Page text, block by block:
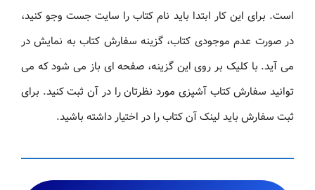
است. برای این کار ابتدا باید نام کتاب را سایت جست وجو کنید،
در صورت عدم موجودی کتاب، گزینه سفارش کتاب به نمایش در
می آید. با کلیک بر روی این گزینه، صفحه ای باز می شود که می
توانید سفارش کتاب آشپزی مورد نظرتان را در آن ثبت کنید. برای
ثبت سفارش باید لینک آن کتاب را در اختیار داشته باشید.